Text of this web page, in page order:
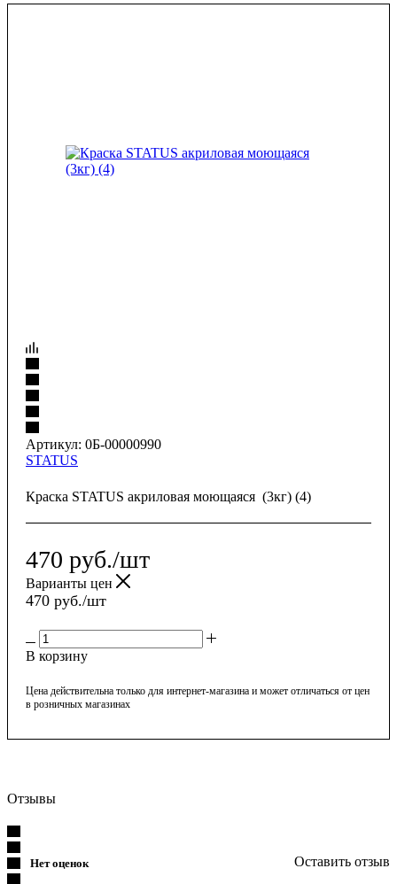
Артикул: 0Б-00000990
STATUS
Краска STATUS акриловая моющаяся (3кг) (4)
470 руб./шт
Варианты цен
470 руб./шт
В корзину
Цена действительна только для интернет-магазина и может отличаться от цен
в розничных магазинах
Отзывы
Нет оценок Оставить отзыв